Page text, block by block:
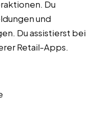
Du
und
Du assistierst bei
Retail-Apps.